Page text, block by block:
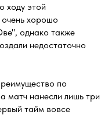
ходу этой
хорошо
однако также
недостаточно
по
матч нанесли лишь три
тайм вовсе